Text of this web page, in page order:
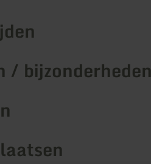
/ bijzonderheden